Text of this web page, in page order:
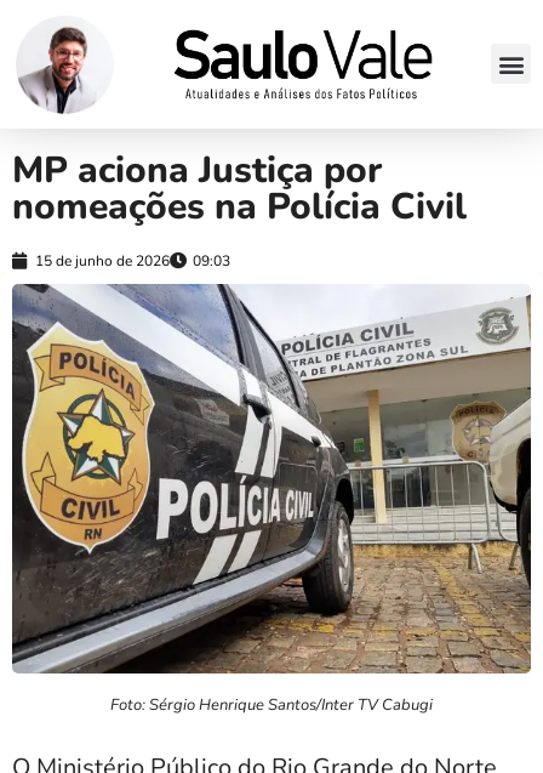
MP aciona Justiça por
nomeações na Polícia Civil
15 de junho de 2026 09:03
Foto: Sérgio Henrique Santos/Inter TV Cabugi